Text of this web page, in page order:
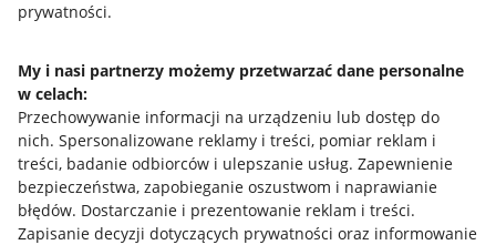
prywatności.
My i nasi partnerzy możemy przetwarzać dane personalne
w celach:
Przechowywanie informacji na urządzeniu lub dostęp do
nich. Spersonalizowane reklamy i treści, pomiar reklam i
treści, badanie odbiorców i ulepszanie usług. Zapewnienie
bezpieczeństwa, zapobieganie oszustwom i naprawianie
błędów. Dostarczanie i prezentowanie reklam i treści.
Zapisanie decyzji dotyczących prywatności oraz informowanie
Jak to działa
Allegro Gadane dla sprzedających
Allegro Gadane dla kupujących
Mapa miejscowości
Informacje prawne